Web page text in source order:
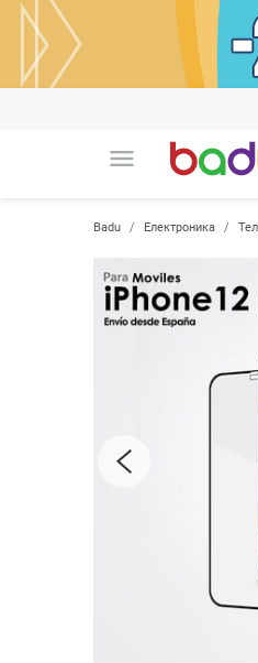
menu
Badu Електроника